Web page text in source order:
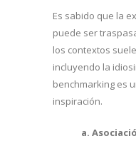
Es sabido que la
puede ser
los contextos
incluyendo la
benchmarking es
inspiración.
a.